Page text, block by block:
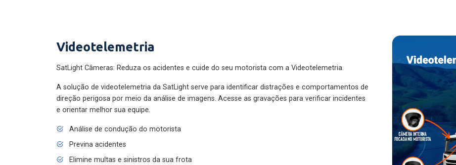
Videotelemetria
SatLight Câmeras: Reduza os acidentes e cuide do seu motorista com a Videotelemetria.
A solução de videotelemetria da SatLight serve para identificar distrações e comportamentos de
direção perigosa por meio da análise de imagens. Acesse as gravações para verificar incidentes
e orientar melhor sua equipe.
Análise de condução do motorista
Previna acidentes
Elimine multas e sinistros da sua frota